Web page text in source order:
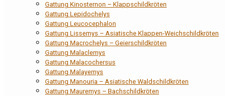
Gattung Kinosternon – Klappschildkröten
Gattung Lepidochelys
Gattung Leucocephalon
Gattung Lissemys – Asiatische Klappen-Weichschildkröten
Gattung Macrochelys – Geierschildkröten
Gattung Malaclemys
Gattung Malacochersus
Gattung Malayemys
Gattung Manouria – Asiatische Waldschildkröten
Gattung Mauremys – Bachschildkröten